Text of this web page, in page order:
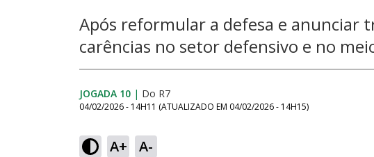
Após reformular a defesa e anunciar
carências no setor defensivo e no
JOGADA 10 | Do R7
04/02/2026 - 14H11 (ATUALIZADO EM 04/02/2026 - 14H15)
A+ A-